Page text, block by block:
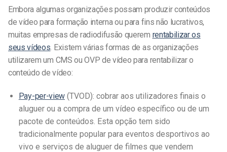
Embora algumas organizações possam produzir conteúdos
de vídeo para formação interna ou para fins não lucrativos,
muitas empresas de radiodifusão querem rentabilizar os
seus vídeos. Existem várias formas de as organizações
utilizarem um CMS ou OVP de vídeo para rentabilizar o
conteúdo de vídeo:
Pay-per-view(TVOD): cobrar aos utilizadores finais o
aluguer ou a compra de um vídeo específico ou de um
pacote de conteúdos. Esta opção tem sido
tradicionalmente popular para eventos desportivos ao
vivo e serviços de aluguer de filmes que vendem